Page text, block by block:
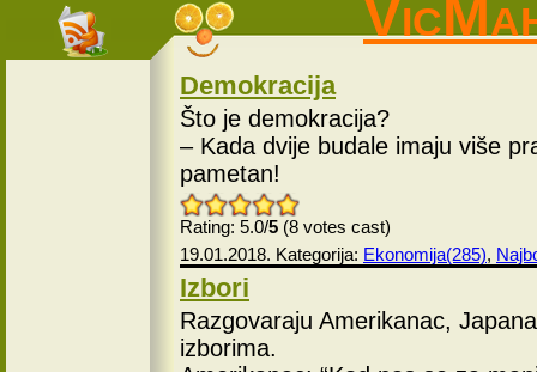
Demokracija
Što je demokracija?
– Kada dvije budale imaju više
pametan!
Rating: 5.0/5 (8 votes cast)
19.01.2018. Kategorija: Ekonomija(285),
Izbori
Razgovaraju Amerikanac,
izborima.